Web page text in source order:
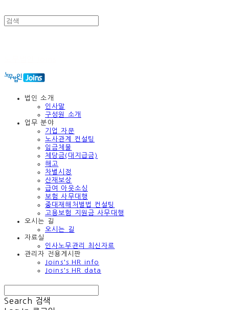
법인 소개
인사말
구성원 소개
업무 분야
기업 자문
노사관계 컨설팅
임금체불
체당금(대지급금)
해고
차별시정
산재보상
급여 아웃소싱
보험 사무대행
중대재해처벌법 컨설팅
고용보험 지원금 사무대행
오시는 길
오시는 길
자료실
인사노무관리 최신자료
관리자 전용게시판
Joins's HR info
Joins's HR data
Search 검색